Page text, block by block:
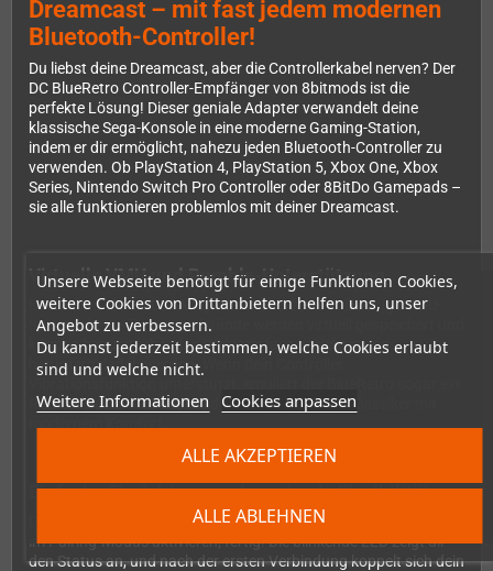
Unsere Webseite benötigt für einige Funktionen Cookies,
weitere Cookies von Drittanbietern helfen uns, unser
Angebot zu verbessern.
Du kannst jederzeit bestimmen, welche Cookies erlaubt
sind und welche nicht.
Weitere Informationen Cookies anpassen
ALLE ABLEHNEN
ALLE AKZEPTIEREN
Dreamcast – mit fast jedem modernen
Bluetooth-Controller!
Du liebst deine Dreamcast, aber die Controllerkabel nerven? Der
DC BlueRetro Controller-Empfänger von 8bitmods ist die
perfekte Lösung! Dieser geniale Adapter verwandelt deine
klassische Sega-Konsole in eine moderne Gaming-Station,
indem er dir ermöglicht, nahezu jeden Bluetooth-Controller zu
verwenden. Ob PlayStation 4, PlayStation 5, Xbox One, Xbox
Series, Nintendo Switch Pro Controller oder 8BitDo Gamepads –
sie alle funktionieren problemlos mit deiner Dreamcast.
Virtuelle VMU und Rumble-Unterstützung
Besonders clever: Der Adapter simuliert eine vollwertige VMU-
Speicherkarte! Deine Spielstände werden virtuell gespeichert und
können bequem über das Webinterface gesichert und
heruntergeladen werden. Wenn dein Controller
Rumble-Paket – so erlebst du deine Dreamcast-Klassiker mit
modernem Komfort.
Einfache Einrichtung und maximale Flexibilität
Die Einrichtung ist kinderleicht: Adapter anschließen, Controller
im Pairing-Modus aktivieren, fertig! Die blinkende LED zeigt dir
den Status an, und nach der ersten Verbindung koppelt sich dein